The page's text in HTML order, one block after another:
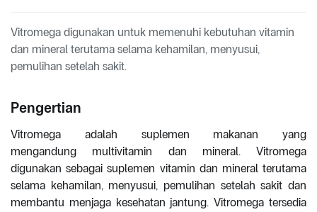
Vitromega digunakan untuk memenuhi kebutuhan vitamin
dan mineral terutama selama kehamilan, menyusui,
pemulihan setelah sakit.
Pengertian
Vitromega adalah suplemen makanan yang
mengandung multivitamin dan mineral. Vitromega
digunakan sebagai suplemen vitamin dan mineral terutama
selama kehamilan, menyusui, pemulihan setelah sakit dan
membantu menjaga kesehatan jantung. Vitromega tersedia